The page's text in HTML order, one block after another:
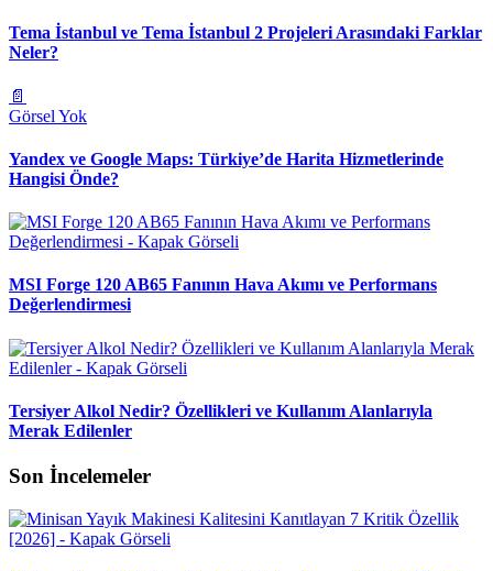
Tema İstanbul ve Tema İstanbul 2 Projeleri Arasındaki Farklar
Neler?
📄
Görsel Yok
Yandex ve Google Maps: Türkiye’de Harita Hizmetlerinde
Hangisi Önde?
MSI Forge 120 AB65 Fanının Hava Akımı ve Performans
Değerlendirmesi
Tersiyer Alkol Nedir? Özellikleri ve Kullanım Alanlarıyla
Merak Edilenler
Son İncelemeler